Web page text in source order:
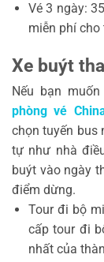
Vé 3 ngày:
miễn phí cho
Xe buýt
Nếu bạn
phòng vé
chọn tuyến bus
tự như nhà
buýt vào ngày
điểm dừng.
Tour đi bộ
cấp tour đi
nhất của